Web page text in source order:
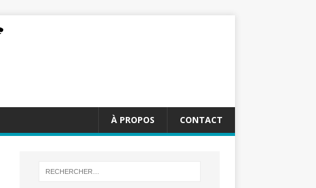
CONTACT
À PROPOS